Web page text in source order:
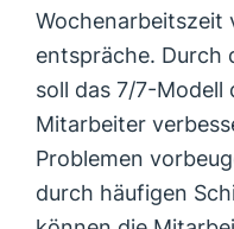
Wochenarbeitszeit
entspräche. Durch
soll das 7/7-Modell
Mitarbeiter
Problemen
durch häufigen